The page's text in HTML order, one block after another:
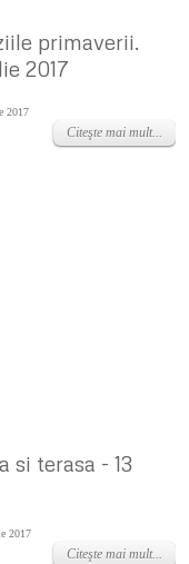
primaverii.
2017
2017
Citeşte mai mult...
si terasa - 13
2017
Citeşte mai mult...